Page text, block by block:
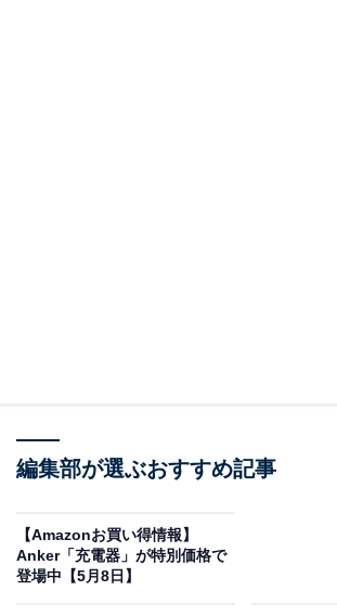
Amazonのセール商品から売れ筋ランキングまで
※本記事で紹介している商品の購入やサービスの利用
編集部が選ぶおすすめ記事
【Amazonお買い得情報】
Anker「充電器」が特別価格で
登場中【5月8日】